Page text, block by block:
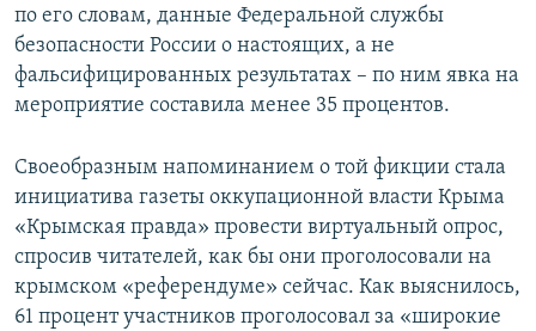
по его словам, данные Федеральной службы
безопасности России о настоящих, а не
фальсифицированных результатах – по ним явка на
мероприятие составила менее 35 процентов.
Своеобразным напоминанием о той фикции стала
инициатива газеты оккупационной власти Крыма
«Крымская правда» провести виртуальный опрос,
спросив читателей, как бы они проголосовали на
крымском «референдуме» сейчас. Как выяснилось,
61 процент участников проголосовал за «широкие